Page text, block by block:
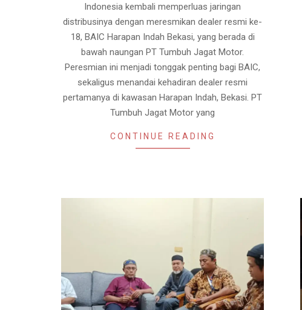
Indonesia kembali memperluas jaringan
distribusinya dengan meresmikan dealer resmi ke-
18, BAIC Harapan Indah Bekasi, yang berada di
bawah naungan PT Tumbuh Jagat Motor.
Peresmian ini menjadi tonggak penting bagi BAIC,
sekaligus menandai kehadiran dealer resmi
pertamanya di kawasan Harapan Indah, Bekasi. PT
Tumbuh Jagat Motor yang
CONTINUE READING